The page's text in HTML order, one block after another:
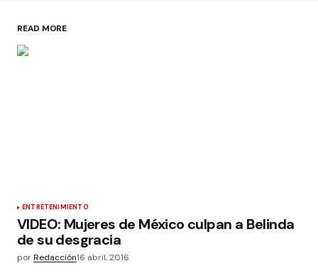
READ MORE
ENTRETENIMIENTO
VIDEO: Mujeres de México culpan a Belinda
de su desgracia
porRedacción16 abril, 2016